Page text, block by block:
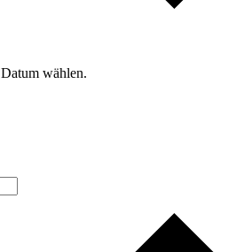
Datum wählen.